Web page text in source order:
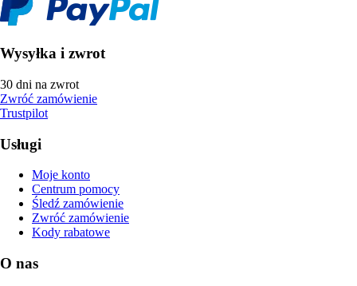
Wysyłka i zwrot
30 dni na zwrot
Zwróć zamówienie
Trustpilot
Usługi
Moje konto
Centrum pomocy
Śledź zamówienie
Zwróć zamówienie
Kody rabatowe
O nas